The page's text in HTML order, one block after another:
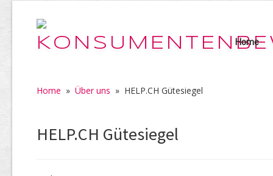
Home
Home » Über uns » HELP.CH Gütesiegel
HELP.CH Gütesiegel